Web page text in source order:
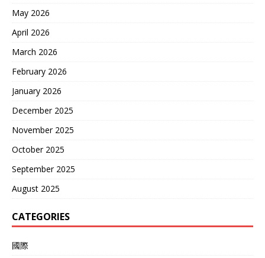
May 2026
April 2026
March 2026
February 2026
January 2026
December 2025
November 2025
October 2025
September 2025
August 2025
CATEGORIES
國際